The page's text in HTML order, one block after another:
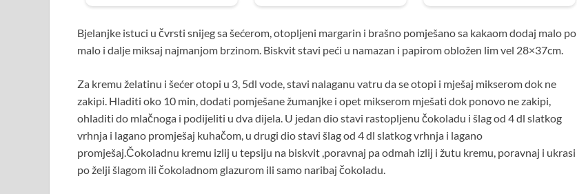
Bjelanjke istuci u čvrsti snijeg sa šećerom, otopljeni margarin i brašno pomješano sa kakaom dodaj malo po
malo i dalje miksaj najmanjom brzinom. Biskvit stavi peći u namazan i papirom obložen lim vel 28×37cm.
Za kremu želatinu i šećer otopi u 3, 5dl vode, stavi nalaganu vatru da se otopi i mješaj mikserom dok ne
zakipi. Hladiti oko 10 min, dodati pomješane žumanjke i opet mikserom mješati dok ponovo ne zakipi,
ohladiti do mlačnoga i podijeliti u dva dijela. U jedan dio stavi rastopljenu čokoladu i šlag od 4 dl slatkog
vrhnja i lagano promješaj kuhačom, u drugi dio stavi šlag od 4 dl slatkog vrhnja i lagano
promješaj.Čokoladnu kremu izlij u tepsiju na biskvit ,poravnaj pa odmah izlij i žutu kremu, poravnaj i ukrasi
po želji šlagom ili čokoladnom glazurom ili samo naribaj čokoladu.